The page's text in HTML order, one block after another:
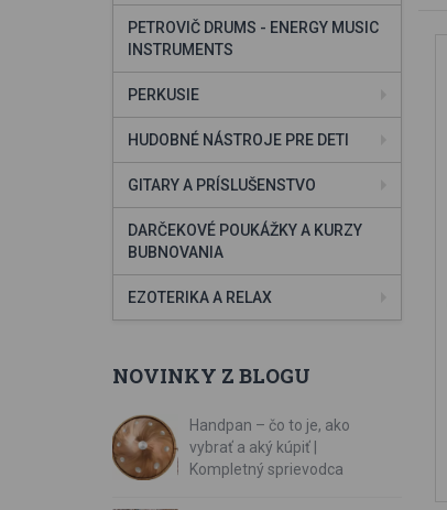
PETROVIČ DRUMS - ENERGY MUSIC
INSTRUMENTS
PERKUSIE
HUDOBNÉ NÁSTROJE PRE DETI
GITARY A PRÍSLUŠENSTVO
DARČEKOVÉ POUKÁŽKY A KURZY
BUBNOVANIA
EZOTERIKA A RELAX
NOVINKY Z BLOGU
Handpan – čo to je, ako
vybrať a aký kúpiť |
Kompletný sprievodca